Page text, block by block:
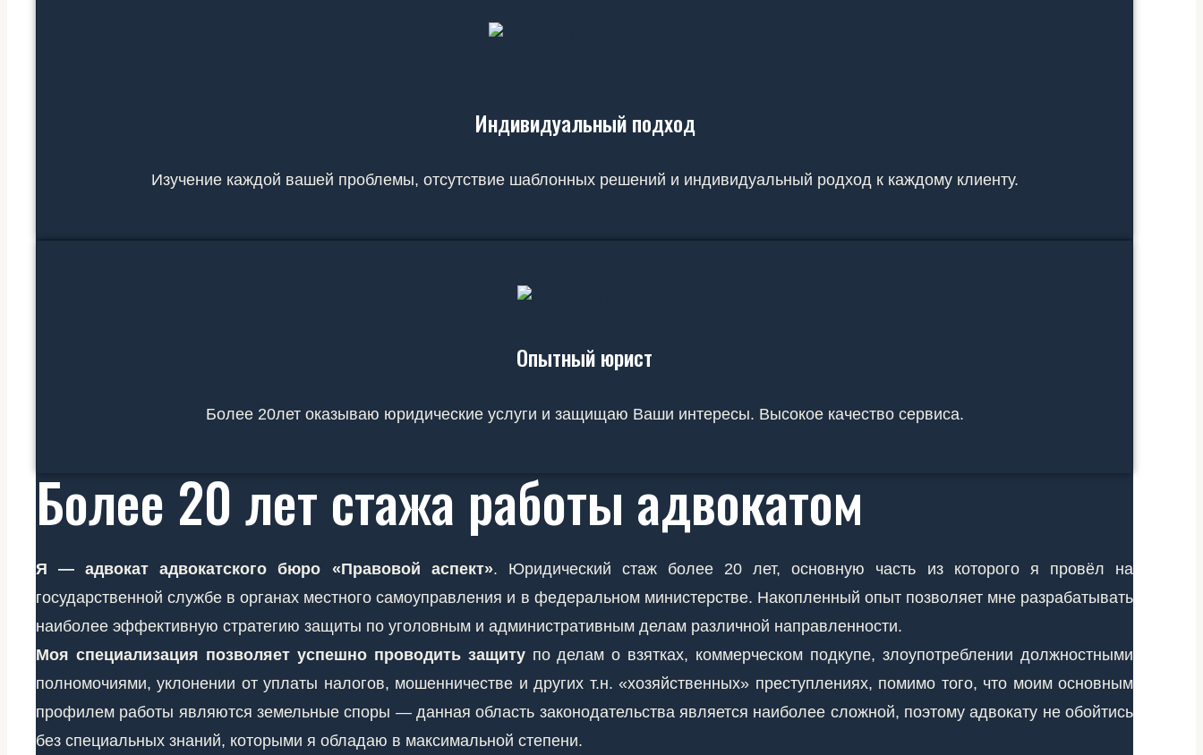
Индивидуальный подход
Изучение каждой вашей проблемы, отсутствие шаблонных решений и индивидуальный родход к каждому клиенту.
Опытный юрист
Более 20лет оказываю юридические услуги и защищаю Ваши интересы. Высокое качество сервиса.
Более 20 лет стажа работы адвокатом
Я — адвокат адвокатского бюро «Правовой аспект». Юридический стаж более 20 лет, основную часть из которого я провёл на
государственной службе в органах местного самоуправления и в федеральном министерстве. Накопленный опыт позволяет мне разрабатывать
наиболее эффективную стратегию защиты по уголовным и административным делам различной направленности.
Моя специализация позволяет успешно проводить защитупо делам о взятках, коммерческом подкупе, злоупотреблении должностными
полномочиями, уклонении от уплаты налогов, мошенничестве и других т.н. «хозяйственных» преступлениях, помимо того, что моим основным
профилем работы являются земельные споры — данная область законодательства является наиболее сложной, поэтому адвокату не обойтись
без специальных знаний, которыми я обладаю в максимальной степени.